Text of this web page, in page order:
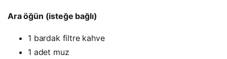
Ara öğün (isteğe bağlı)
1 bardak filtre kahve
1 adet muz